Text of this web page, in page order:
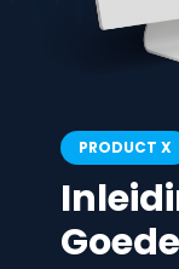
PRODUCT X